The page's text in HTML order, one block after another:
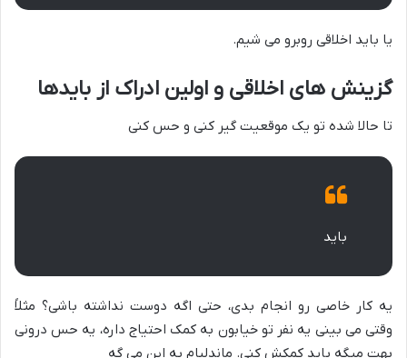
یا باید اخلاقی روبرو می شیم.
گزینش های اخلاقی و اولین ادراک از بایدها
تا حالا شده تو یک موقعیت گیر کنی و حس کنی
باید
یه کار خاصی رو انجام بدی، حتی اگه دوست نداشته باشی؟ مثلاً
وقتی می بینی یه نفر تو خیابون به کمک احتیاج داره، یه حس درونی
بهت میگه باید کمکش کنی. ماندلبام به این می گه